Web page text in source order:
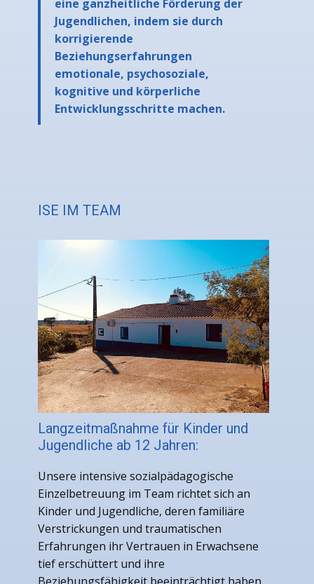
eine ganzheitliche Förderung der
Jugendlichen, indem sie durch
korrigierende
Beziehungserfahrungen
emotionale, psychosoziale,
kognitive und körperliche
Entwicklungsschritte machen.
ISE IM TEAM
Langzeitmaßnahme für Kinder und
Jugendliche ab 12 Jahren:
Unsere intensive sozialpädagogische
Einzelbetreuung im Team richtet sich an
Kinder und Jugendliche, deren familiäre
Verstrickungen und traumatischen
Erfahrungen ihr Vertrauen in Erwachsene
tief erschüttert und ihre